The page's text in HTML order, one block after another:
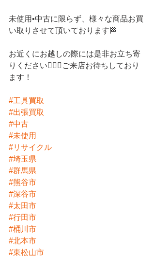
未使用•中古に限らず、様々な商品お買
い取りさせて頂いております🏁
お近くにお越しの際には是非お立ち寄
りください💁🏻‍♀️ご来店お待ちしており
ます！
#工具買取
#出張買取
#中古
#未使用
#リサイクル
#埼玉県
#群馬県
#熊谷市
#深谷市
#太田市
#行田市
#桶川市
#北本市
#東松山市